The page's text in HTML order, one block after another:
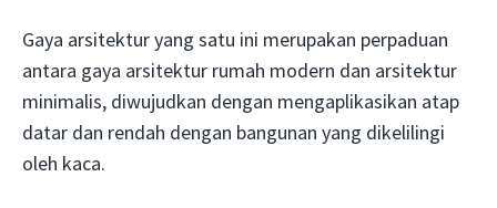
Gaya arsitektur yang satu ini merupakan perpaduan
antara gaya arsitektur rumah modern dan arsitektur
minimalis, diwujudkan dengan mengaplikasikan atap
datar dan rendah dengan bangunan yang dikelilingi
oleh kaca.